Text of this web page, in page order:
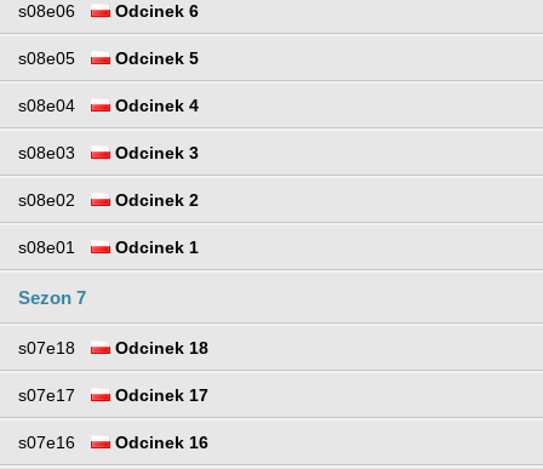
s08e06 Odcinek 6
s08e05 Odcinek 5
s08e04 Odcinek 4
s08e03 Odcinek 3
s08e02 Odcinek 2
s08e01 Odcinek 1
Sezon 7
s07e18 Odcinek 18
s07e17 Odcinek 17
s07e16 Odcinek 16